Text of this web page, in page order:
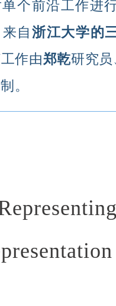
个前沿工作进
自 浙江大学的
作由郑乾研究员
。